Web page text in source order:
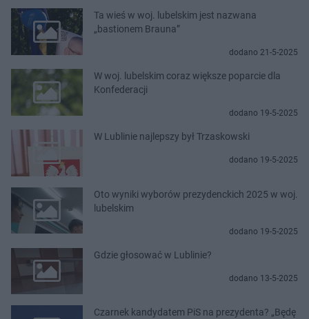
Ta wieś w woj. lubelskim jest nazwana
„bastionem Brauna”
dodano 21-5-2025
W woj. lubelskim coraz większe poparcie dla
Konfederacji
dodano 19-5-2025
W Lublinie najlepszy był Trzaskowski
dodano 19-5-2025
Oto wyniki wyborów prezydenckich 2025 w woj.
lubelskim
dodano 19-5-2025
Gdzie głosować w Lublinie?
dodano 13-5-2025
Czarnek kandydatem PiS na prezydenta? „Będę